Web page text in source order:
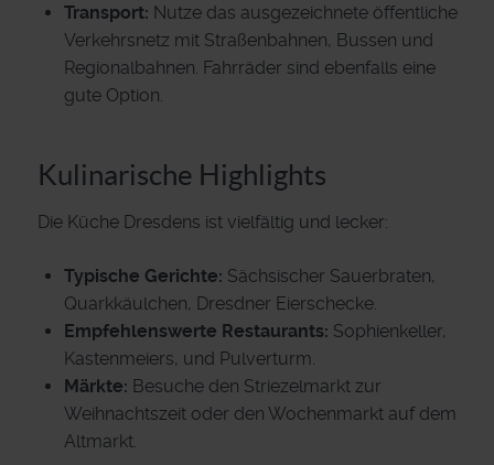
Transport: Nutze das ausgezeichnete öffentliche
Verkehrsnetz mit Straßenbahnen, Bussen und
Regionalbahnen. Fahrräder sind ebenfalls eine
gute Option.
Kulinarische Highlights
Die Küche Dresdens ist vielfältig und lecker:
Typische Gerichte: Sächsischer Sauerbraten,
Quarkkäulchen, Dresdner Eierschecke.
Empfehlenswerte Restaurants: Sophienkeller,
Kastenmeiers, und Pulverturm.
Märkte: Besuche den Striezelmarkt zur
Weihnachtszeit oder den Wochenmarkt auf dem
Altmarkt.